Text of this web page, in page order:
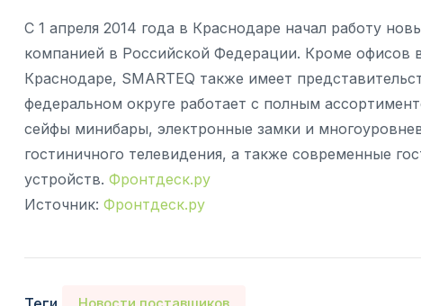
С 1 апреля 2014 года в Краснодаре начал работу
компанией в Российской Федерации. Кроме офисов
Краснодаре, SMARTEQ также имеет
федеральном округе работает с полным
сейфы минибары, электронные замки и
гостиничного телевидения, а также современные
устройств. Фронтдеск.ру
Источник: Фронтдеск.ру